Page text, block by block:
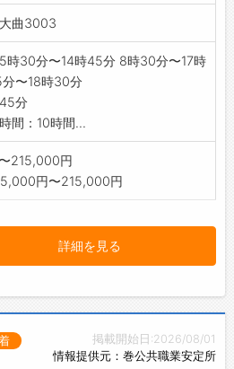
きますのでお気軽にご応募くださ
し
曲3003
時30分〜14時45分 8時30分〜17時
〜18時30分
分
間：10時間...
215,000円
円〜215,000円
詳細を見る
掲載開始日:2026/08/01
情報提供元：巻公共職業安定所